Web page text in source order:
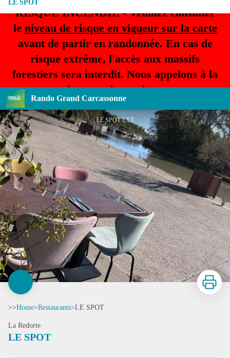
RISQUE INCENDIE - Veuillez consulter
le niveau de risque en vigueur sur la carte
avant de partir en randonnée. En cas de
risque extrême, l'accès aux massifs
forestiers sera interdit. Nous appelons à la
plus grande prudence.
Rando Grand Carcassonne
LE SPOT
LE SPOT EXT
Print
>>Home>Restaurants>LE SPOT
La Redorte
LE SPOT